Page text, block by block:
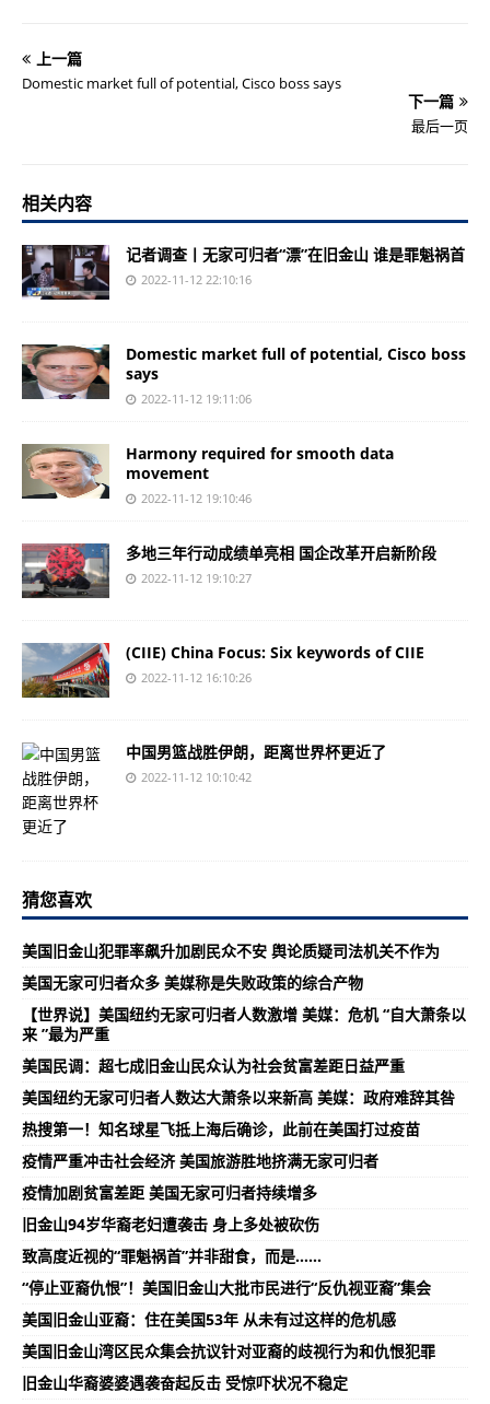
上一篇
Domestic market full of potential, Cisco boss says
下一篇
最后一页
相关内容
记者调查丨无家可归者“漂”在旧金山 谁是罪魁祸首
2022-11-12 22:10:16
Domestic market full of potential, Cisco boss
says
2022-11-12 19:11:06
Harmony required for smooth data
movement
2022-11-12 19:10:46
多地三年行动成绩单亮相 国企改革开启新阶段
2022-11-12 19:10:27
(CIIE) China Focus: Six keywords of CIIE
2022-11-12 16:10:26
中国男篮战胜伊朗，距离世界杯更近了
2022-11-12 10:10:42
猜您喜欢
美国旧金山犯罪率飙升加剧民众不安 舆论质疑司法机关不作为
美国无家可归者众多 美媒称是失败政策的综合产物
【世界说】美国纽约无家可归者人数激增 美媒：危机 “自大萧条以
来 ”最为严重
美国民调：超七成旧金山民众认为社会贫富差距日益严重
美国纽约无家可归者人数达大萧条以来新高 美媒：政府难辞其咎
热搜第一！知名球星飞抵上海后确诊，此前在美国打过疫苗
疫情严重冲击社会经济 美国旅游胜地挤满无家可归者
疫情加剧贫富差距 美国无家可归者持续增多
旧金山94岁华裔老妇遭袭击 身上多处被砍伤
致高度近视的“罪魁祸首”并非甜食，而是……
“停止亚裔仇恨”！美国旧金山大批市民进行“反仇视亚裔”集会
美国旧金山亚裔：住在美国53年 从未有过这样的危机感
美国旧金山湾区民众集会抗议针对亚裔的歧视行为和仇恨犯罪
旧金山华裔婆婆遇袭奋起反击 受惊吓状况不稳定